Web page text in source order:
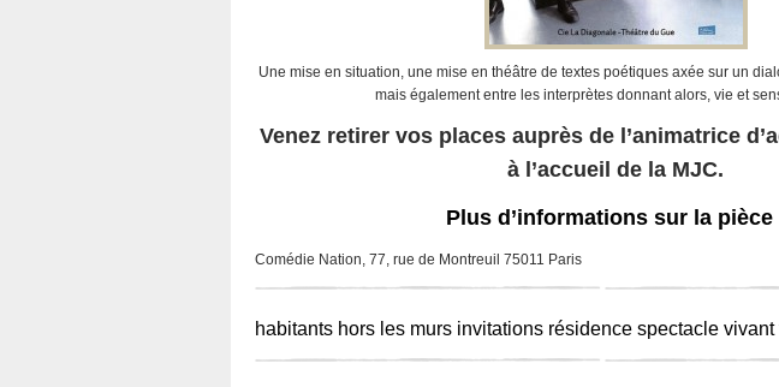
Une mise en situation, une mise en théâtre de textes poétiques axée sur un
mais également entre les interprètes donnant alors, vie et
Venez retirer vos places auprès de l’animatrice
à l’accueil de la MJC.
Plus d’informations sur la pièce
Comédie Nation, 77, rue de Montreuil 75011 Paris
habitants hors les murs invitations résidence spectacle vivant